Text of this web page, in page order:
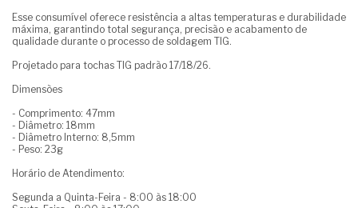
Esse consumível oferece resistência a altas temperaturas e durabilidade
máxima, garantindo total segurança, precisão e acabamento de
qualidade durante o processo de soldagem TIG.
Projetado para tochas TIG padrão 17/18/26.
Dimensões
- Comprimento: 47mm
- Diâmetro: 18mm
- Diâmetro Interno: 8,5mm
- Peso: 23g
Horário de Atendimento:
Segunda a Quinta-Feira - 8:00 às 18:00